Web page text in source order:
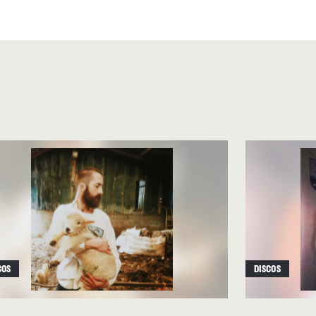
Thrill Jockey los reedita
intuir y evocar melodías y
descansarían sobre
un oído un poco
seguramente
quien sepa apreciar la
sueltos puede (y
del tiempo como del
DISCOS